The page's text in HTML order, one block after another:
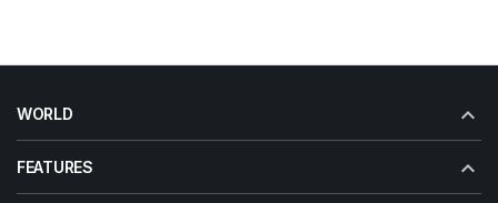
WORLD
FEATURES